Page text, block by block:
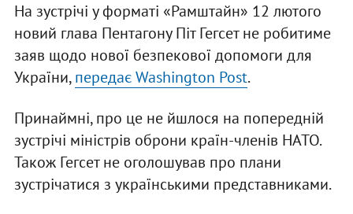
На зустрічі у форматі «Рамштайн» 12 лютого
новий глава Пентагону Піт Гегсет не робитиме
заяв щодо нової безпекової допомоги для
України,передає Washington Post.
Принаймні, про це не йшлося на попередній
зустрічі міністрів оброни країн-членів НАТО.
Також Гегсет не оголошував про плани
зустрічатися з українськими представниками.